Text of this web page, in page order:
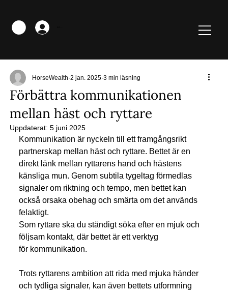
Förbättra kommunikationen
mellan häst och ryttare
HorseWealth 2 jan. 2025 3 min läsning
Uppdaterat: 5 juni 2025
Kommunikation är nyckeln till ett framgångsrikt
partnerskap mellan häst och ryttare. Bettet är en
direkt länk mellan ryttarens hand och hästens
känsliga mun. Genom subtila tygeltag förmedlas
signaler om riktning och tempo, men bettet kan
också orsaka obehag och smärta om det används
felaktigt.
Som ryttare ska du ständigt söka efter en mjuk och
följsam kontakt, där bettet är ett verktyg
för kommunikation.
Trots ryttarens ambition att rida med mjuka händer
och tydliga signaler, kan även bettets utformning